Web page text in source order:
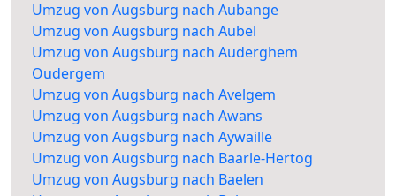
Umzug von Augsburg nach Aubange
Umzug von Augsburg nach Aubel
Umzug von Augsburg nach Auderghem
Oudergem
Umzug von Augsburg nach Avelgem
Umzug von Augsburg nach Awans
Umzug von Augsburg nach Aywaille
Umzug von Augsburg nach Baarle-Hertog
Umzug von Augsburg nach Baelen